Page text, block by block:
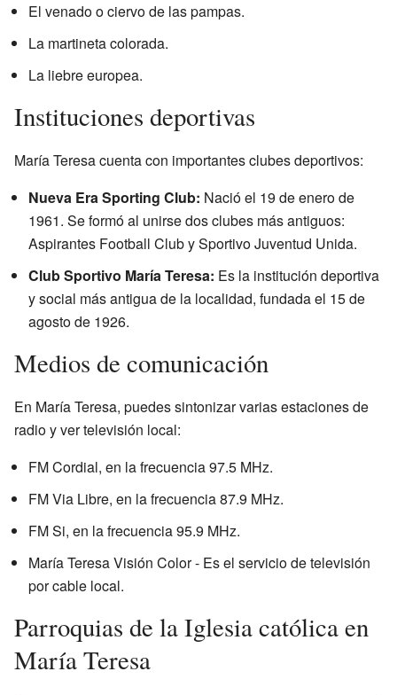
El venado o ciervo de las pampas.
La martineta colorada.
La liebre europea.
Instituciones deportivas
María Teresa cuenta con importantes clubes deportivos:
Nueva Era Sporting Club: Nació el 19 de enero de
1961. Se formó al unirse dos clubes más antiguos:
Aspirantes Football Club y Sportivo Juventud Unida.
Club Sportivo María Teresa: Es la institución deportiva
y social más antigua de la localidad, fundada el 15 de
agosto de 1926.
Medios de comunicación
En María Teresa, puedes sintonizar varias estaciones de
radio y ver televisión local:
FM Cordial, en la frecuencia 97.5 MHz.
FM Via Libre, en la frecuencia 87.9 MHz.
FM Si, en la frecuencia 95.9 MHz.
María Teresa Visión Color - Es el servicio de televisión
por cable local.
Parroquias de la Iglesia católica en
María Teresa